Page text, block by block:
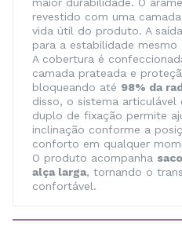
revestido com uma
vida útil do produto. A
para a estabilidade
A cobertura é
camada prateada e
bloqueando até 98% da
disso, o sistema articulável
duplo de fixação permite
inclinação conforme a
conforto em qualquer
O produto acompanha
alça larga, tornando o
confortável.